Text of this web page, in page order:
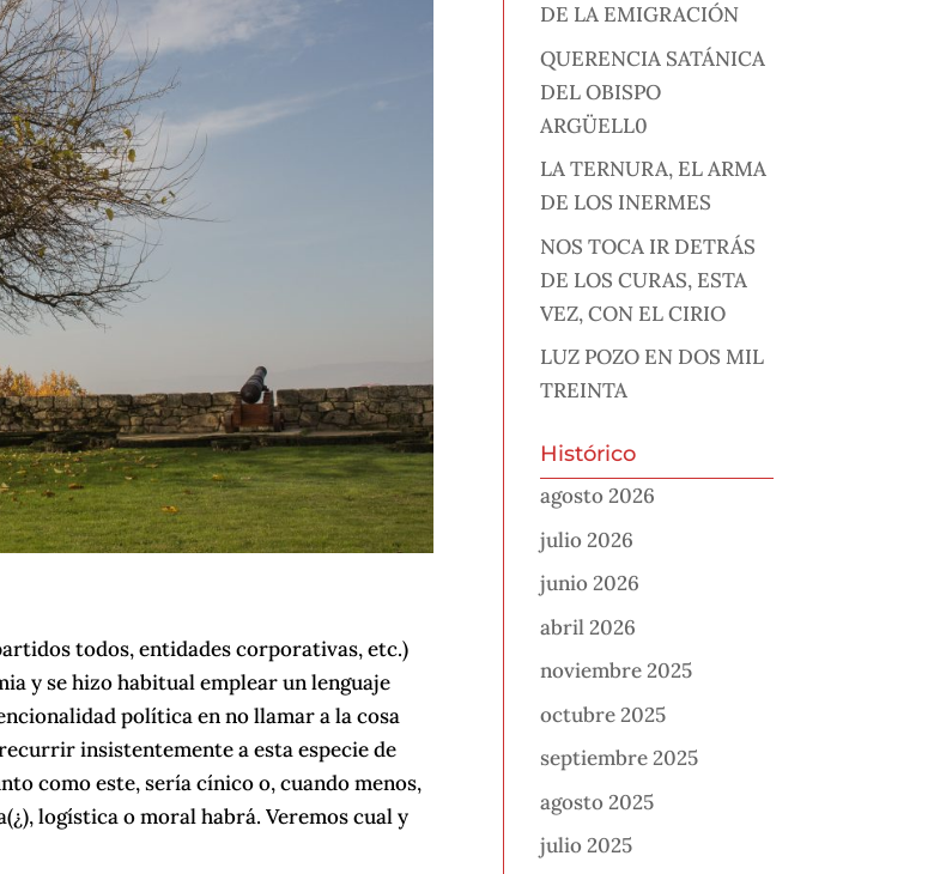
todos, entidades corporativas, etc.)
y se hizo habitual emplear un lenguaje
política en no llamar a la cosa
insistentemente a esta especie de
como este, sería cínico o, cuando menos,
logística o moral habrá. Veremos cual y
DE LA EMIGRACIÓN
QUERENCIA SATÁNICA
DEL OBISPO
ARGÜELL0
LA TERNURA, EL ARMA
DE LOS INERMES
NOS TOCA IR DETRÁS
DE LOS CURAS, ESTA
VEZ, CON EL CIRIO
LUZ POZO EN DOS MIL
TREINTA
Histórico
agosto 2026
julio 2026
junio 2026
abril 2026
noviembre 2025
octubre 2025
septiembre 2025
agosto 2025
julio 2025